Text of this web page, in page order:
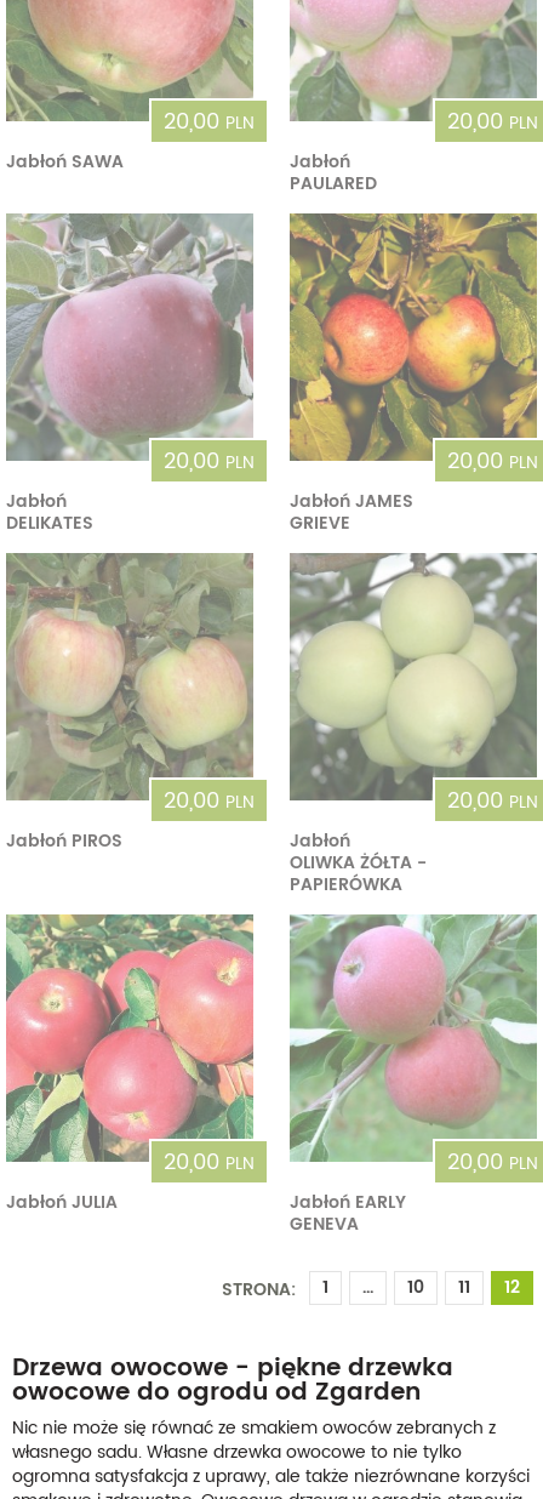
20,00 PLN
Jabłoń SAWA
20,00 PLN
Jabłoń
PAULARED
20,00 PLN
Jabłoń
DELIKATES
20,00 PLN
Jabłoń JAMES
GRIEVE
20,00 PLN
Jabłoń PIROS
20,00 PLN
Jabłoń
OLIWKA ŻÓŁTA -
PAPIERÓWKA
20,00 PLN
Jabłoń JULIA
20,00 PLN
Jabłoń EARLY
GENEVA
STRONA: 1 ... 10 11 12
Drzewa owocowe - piękne drzewka
owocowe do ogrodu od Zgarden
Nic nie może się równać ze smakiem owoców zebranych z
własnego sadu. Własne drzewka owocowe to nie tylko
ogromna satysfakcja z uprawy, ale także niezrównane korzyści